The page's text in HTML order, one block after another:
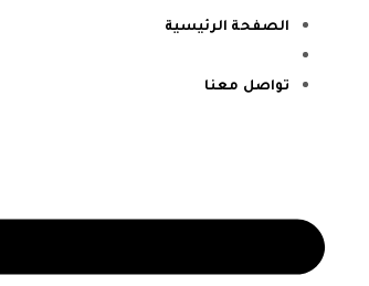
الصفحة الرئيسية
تواصل معنا